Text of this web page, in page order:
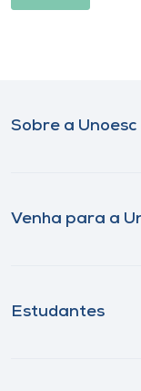
Sobre a Unoesc
Venha para a
Estudantes